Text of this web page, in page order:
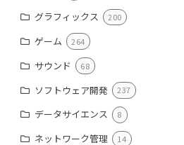
グラフィックス 200
ゲーム 264
サウンド 68
ソフトウェア開発 237
データサイエンス 8
ネットワーク管理 14